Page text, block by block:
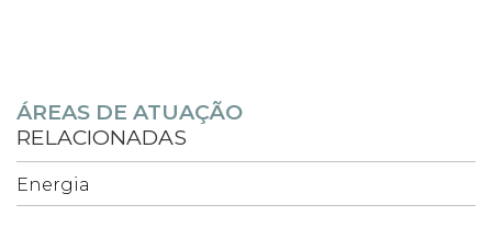
ÁREAS DE ATUAÇÃO
RELACIONADAS
Energia